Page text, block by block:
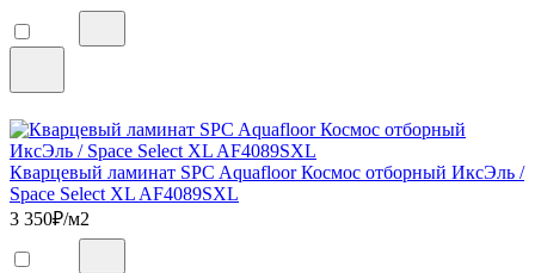
Кварцевый ламинат SPC Aquafloor Космос отборный ИксЭль /
Space Select XL AF4089SXL
3 350₽/м2